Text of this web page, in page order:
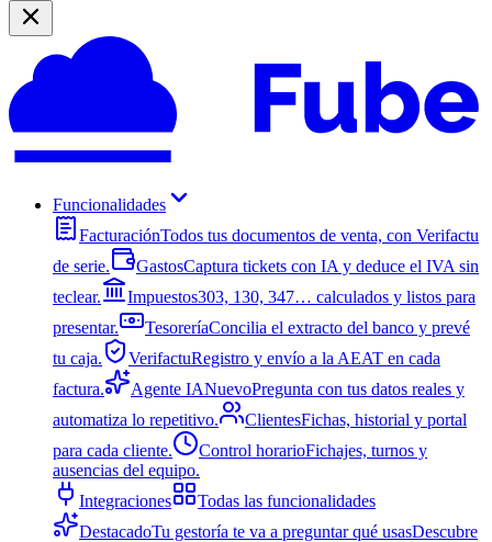
Funcionalidades
FacturaciónTodos tus documentos de venta, con Verifactu
de serie.
GastosCaptura tickets con IA y deduce el IVA sin
teclear.
Impuestos303, 130, 347… calculados y listos para
presentar.
TesoreríaConcilia el extracto del banco y prevé
tu caja.
VerifactuRegistro y envío a la AEAT en cada
factura.
Agente IANuevoPregunta con tus datos reales y
automatiza lo repetitivo.
ClientesFichas, historial y portal
para cada cliente.
Control horarioFichajes, turnos y
ausencias del equipo.
Integraciones
Todas las funcionalidades
DestacadoTu gestoría te va a preguntar qué usasDescubre